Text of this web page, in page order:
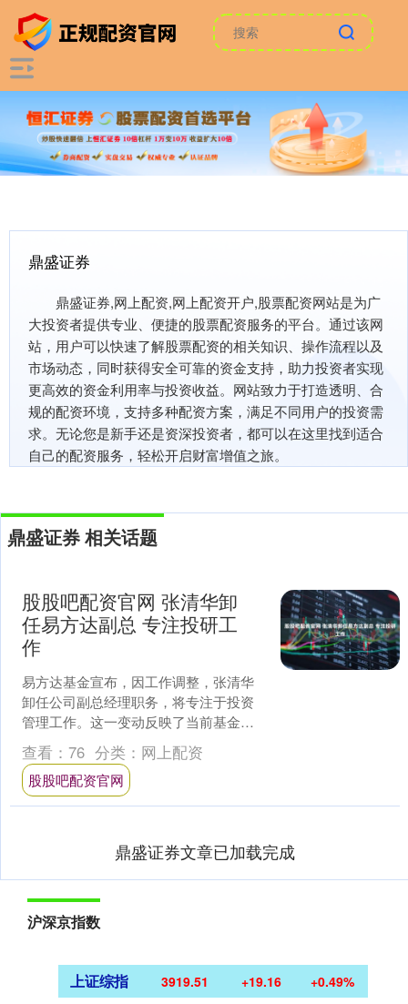
鼎盛证券
鼎盛证券,网上配资,网上配资开户,股票配资网站是为广
大投资者提供专业、便捷的股票配资服务的平台。通过该网
站，用户可以快速了解股票配资的相关知识、操作流程以及
市场动态，同时获得安全可靠的资金支持，助力投资者实现
更高效的资金利用率与投资收益。网站致力于打造透明、合
规的配资环境，支持多种配资方案，满足不同用户的投资需
求。无论您是新手还是资深投资者，都可以在这里找到适合
自己的配资服务，轻松开启财富增值之旅。
鼎盛证券 相关话题
股股吧配资官网 张清华卸
任易方达副总 专注投研工
作
易方达基金宣布，因工作调整，张清华
卸任公司副总经理职务，将专注于投资
管理工作。这一变动反映了当前基金经
理的职业路径正在发生变化，从过去
的“投而优则仕”转变为更专....
查看： 76 分类： 网上配资
股股吧配资官网
鼎盛证券文章已加载完成
沪深京指数
上证综指 3919.51 +19.16 +0.49%